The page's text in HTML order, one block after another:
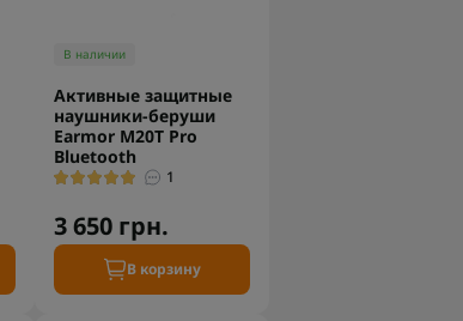
В наличии
Активные защитные
наушники-беруши
Earmor M20T Pro
Bluetooth
1
3 650 грн.
В корзину